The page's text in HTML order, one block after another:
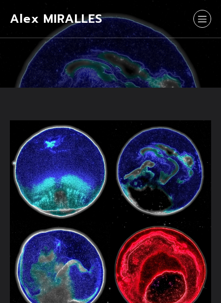
Alex MIRALLES